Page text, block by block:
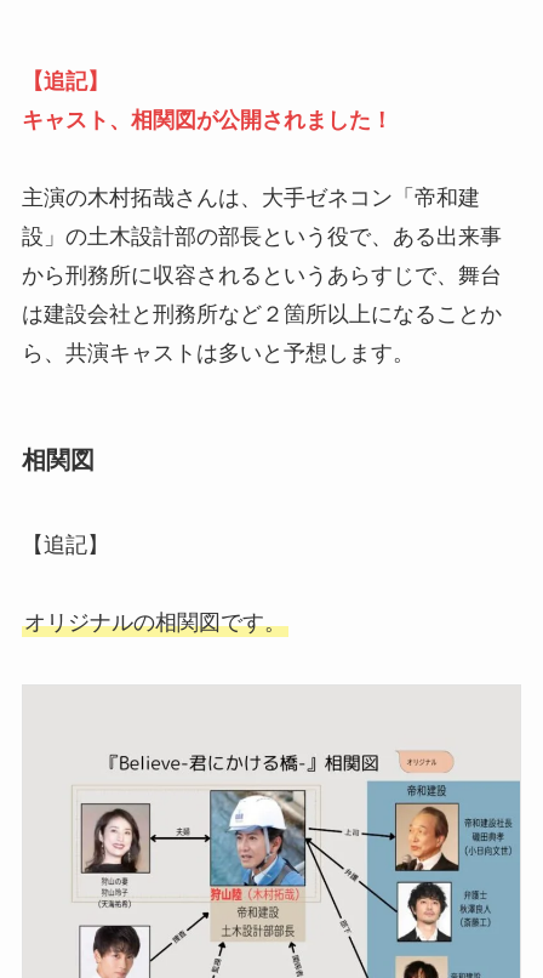
【追記】
キャスト、相関図が公開されました！
主演の木村拓哉さんは、大手ゼネコン「帝和建
設」の土木設計部の部長という役で、ある出来事
から刑務所に収容されるというあらすじで、舞台
は建設会社と刑務所など２箇所以上になることか
ら、共演キャストは多いと予想します。
相関図
【追記】
オリジナルの相関図です。